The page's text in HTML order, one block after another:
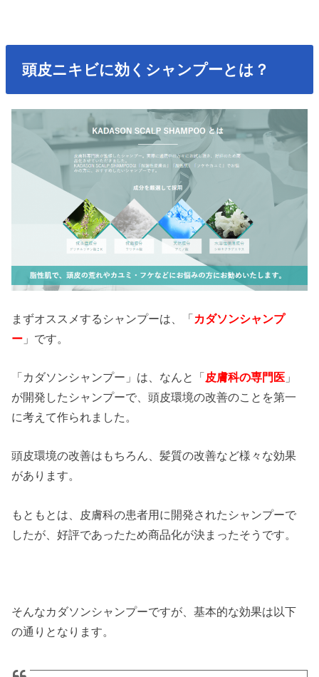
頭皮ニキビに効くシャンプーとは？
まずオススメするシャンプーは、「カダソンシャンプ
ー 」です。
「カダソンシャンプー」は、なんと「皮膚科の専門医 」
が開発したシャンプーで、頭皮環境の改善のことを第一
に考えて作られました。
頭皮環境の改善はもちろん、髪質の改善など様々な効果
があります。
もともとは、皮膚科の患者用に開発されたシャンプーで
したが、好評であったため商品化が決まったそうです。
そんなカダソンシャンプーですが、基本的な効果は以下
の通りとなります。